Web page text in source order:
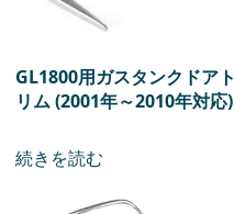
GL1800用ガスタンクドアト
リム (2001年～2010年対応)
続きを読む